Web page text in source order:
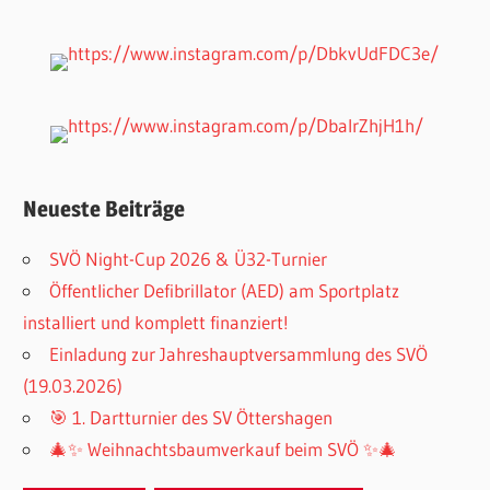
Neueste Beiträge
SVÖ Night-Cup 2026 & Ü32-Turnier
Öffentlicher Defibrillator (AED) am Sportplatz
installiert und komplett finanziert!
Einladung zur Jahreshauptversammlung des SVÖ
(19.03.2026)
🎯 1. Dartturnier des SV Öttershagen
🎄✨ Weihnachtsbaumverkauf beim SVÖ ✨🎄